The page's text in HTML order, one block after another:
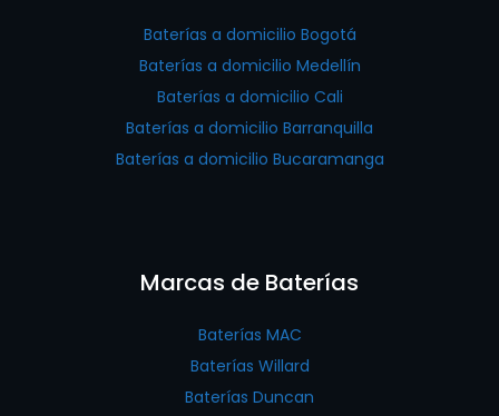
Baterías a domicilio Bogotá
Baterías a domicilio Medellín
Baterías a domicilio Cali
Baterías a domicilio Barranquilla
Baterías a domicilio Bucaramanga
Marcas de Baterías
Baterías MAC
Baterías Willard
Baterías Duncan